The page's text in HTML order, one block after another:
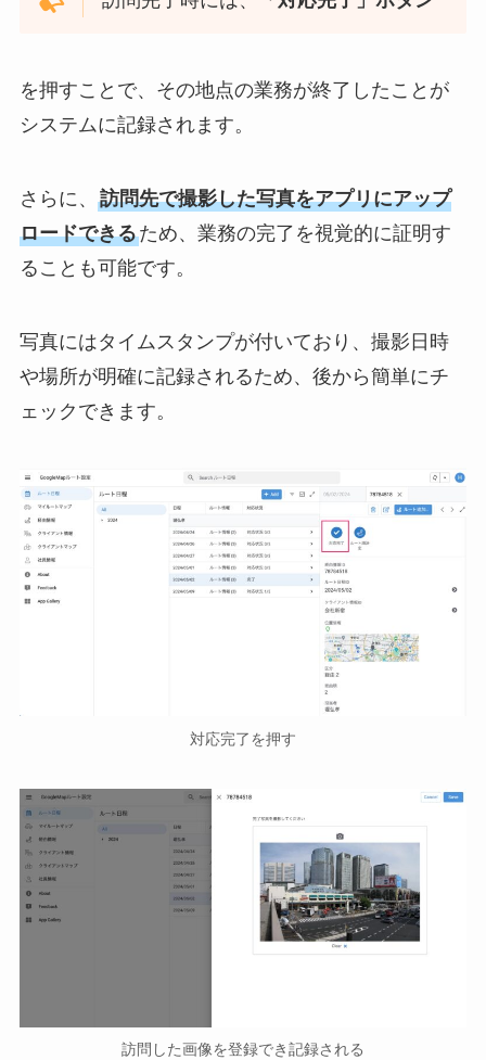
を押すことで、その地点の業務が終了したことが
システムに記録されます。
さらに、 訪問先で撮影した写真をアプリにアップ
ロードできるため、業務の完了を視覚的に証明す
ることも可能です。
写真にはタイムスタンプが付いており、撮影日時
や場所が明確に記録されるため、後から簡単にチ
ェックできます。
対応完了を押す
訪問した画像を登録でき記録される